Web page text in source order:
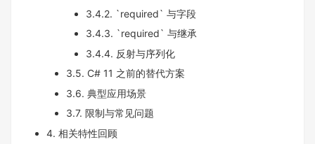
3.4.2. `required` 与字段
3.4.3. `required` 与继承
3.4.4. 反射与序列化
3.5. C# 11 之前的替代方案
3.6. 典型应用场景
3.7. 限制与常见问题
4. 相关特性回顾